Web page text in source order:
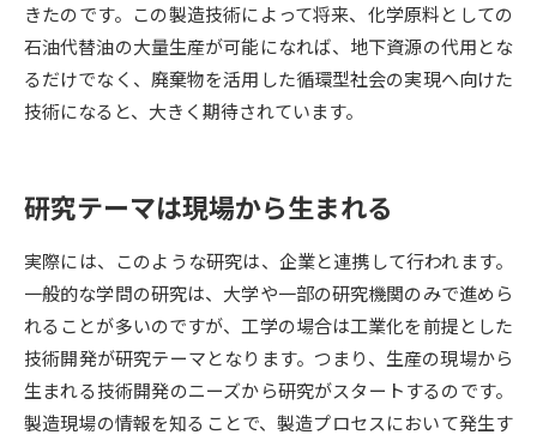
オープンキャンパス検索 実施プログラムから探す
来場型・Web型イベント特集 夢ナビライブ
受験準備 資料検索
志望校・出願校を調べる
併願校選び 受験スケジュールを立てよう
先輩が入学を決めた理由 テレメール全国一斉進学調査
きたのです。この製造技術によって将来、化学原料としての
石油代替油の大量生産が可能になれば、地下資源の代用とな
るだけでなく、廃棄物を活用した循環型社会の実現へ向けた
技術になると、大きく期待されています。
研究テーマは現場から生まれる
実際には、このような研究は、企業と連携して行われます。
一般的な学問の研究は、大学や一部の研究機関のみで進めら
れることが多いのですが、工学の場合は工業化を前提とした
技術開発が研究テーマとなります。つまり、生産の現場から
生まれる技術開発のニーズから研究がスタートするのです。
製造現場の情報を知ることで、製造プロセスにおいて発生す